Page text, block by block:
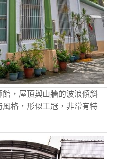
，屋頂與山牆的波浪傾斜
格，形似王冠，非常有特